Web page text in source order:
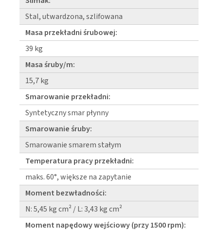
Stal, utwardzona, szlifowana
Masa przekładni śrubowej:
39 kg
Masa śruby/m:
15,7 kg
Smarowanie przekładni:
Syntetyczny smar płynny
Smarowanie śruby:
Smarowanie smarem stałym
Temperatura pracy przekładni:
maks. 60°, większe na zapytanie
Moment bezwładności:
N: 5,45 kg cm² / L: 3,43 kg cm²
Moment napędowy wejściowy (przy 1500 rpm):